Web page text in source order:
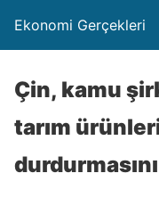
Ekonomi Gerçekleri
Çin, kamu
tarım ürünleri